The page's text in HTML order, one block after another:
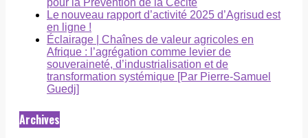
Le nouveau rapport d’activité 2025 d’Agrisud est
en ligne !
Éclairage | Chaînes de valeur agricoles en
Afrique : l’agrégation comme levier de
souveraineté, d’industrialisation et de
transformation systémique [Par Pierre-Samuel
Guedj]
Archives